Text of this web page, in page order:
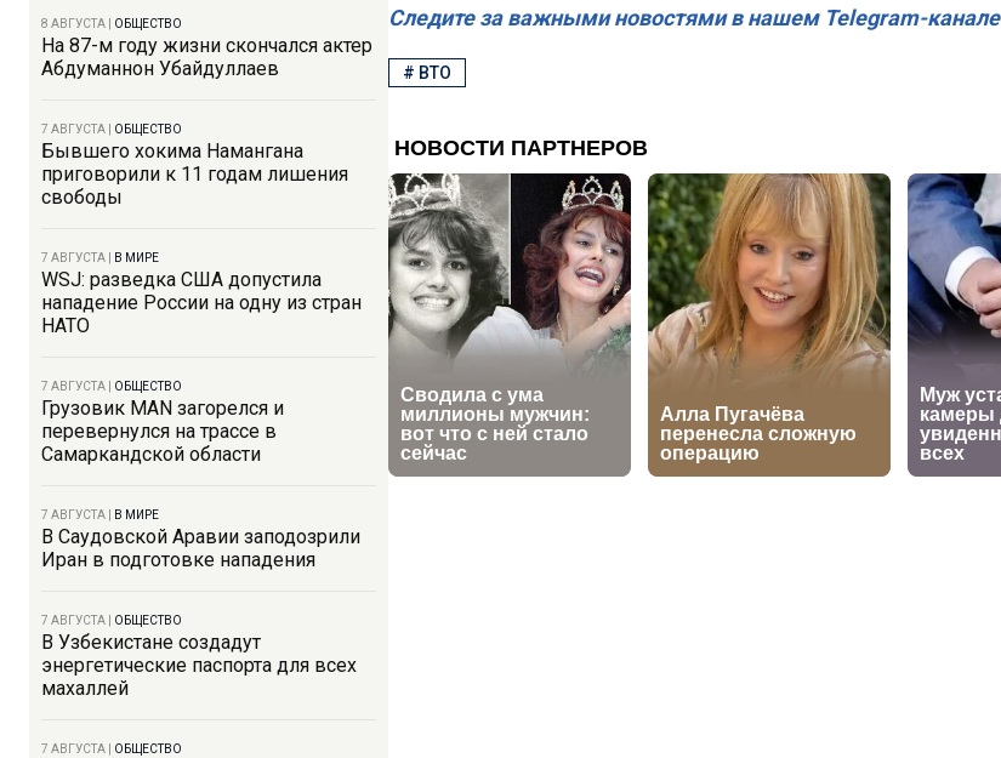
8 АВГУСТА ОБЩЕСТВО
На 87-м году жизни скончался актер
Абдуманнон Убайдуллаев
7 АВГУСТА ОБЩЕСТВО
Бывшего хокима Намангана
приговорили к 11 годам лишения
свободы
7 АВГУСТА В МИРЕ
WSJ: разведка США допустила
нападение России на одну из стран
НАТО
7 АВГУСТА ОБЩЕСТВО
Грузовик MAN загорелся и
перевернулся на трассе в
Самаркандской области
7 АВГУСТА В МИРЕ
В Саудовской Аравии заподозрили
Иран в подготовке нападения
7 АВГУСТА ОБЩЕСТВО
В Узбекистане создадут
энергетические паспорта для всех
махаллей
7 АВГУСТА ОБЩЕСТВО
Следите за важными новостями в нашем Telegram-канале
# ВТО